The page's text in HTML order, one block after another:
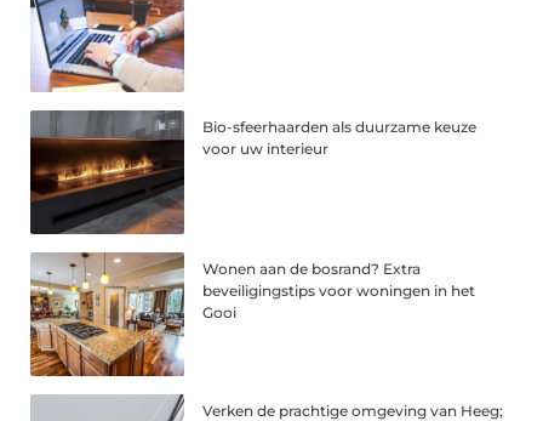
Bio-sfeerhaarden als duurzame keuze
voor uw interieur
Wonen aan de bosrand? Extra
beveiligingstips voor woningen in het
Gooi
Verken de prachtige omgeving van Heeg;